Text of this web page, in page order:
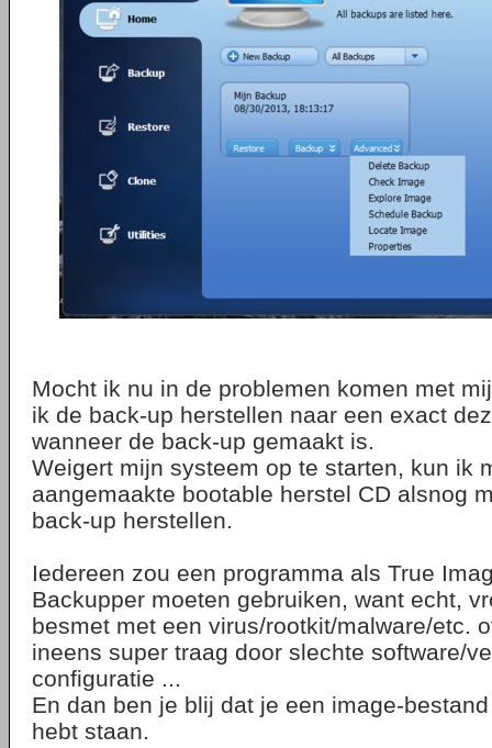
Mocht ik nu in de problemen komen met
ik de back-up herstellen naar een exact
wanneer de back-up gemaakt is.
Weigert mijn systeem op te starten, kun ik
aangemaakte bootable herstel CD alsnog
back-up herstellen.
Iedereen zou een programma als True
Backupper moeten gebruiken, want echt,
besmet met een virus/rootkit/malware/etc.
ineens super traag door slechte software/
configuratie ...
En dan ben je blij dat je een image-
hebt staan.